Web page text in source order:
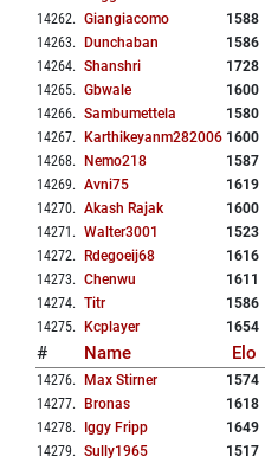
14262. Giangiacomo 1588
14263. Dunchaban 1586
14264. Shanshri 1728
14265. Gbwale 1600
14266. Sambumettela 1580
14267. Karthikeyanm282006 1600
14268. Nemo218 1587
14269. Avni75 1619
14270. Akash Rajak 1600
14271 . Walter3001 1523
14272. Rdegoeij68 1616
14273. Chenwu 1611
14274. Titr 1586
14275. Kcplayer 1654
# Name Elo
14276. Max Stirner 1574
14277. Bronas 1618
14278. Iggy Fripp 1649
14279. Sully1965 1517